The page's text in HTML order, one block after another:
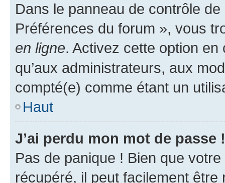
Dans le panneau de contrôle
Préférences du forum », vous
en ligne. Activez cette option
qu’aux administrateurs, aux
compté(e) comme étant un
Haut
J’ai perdu mon mot de passe !
Pas de panique ! Bien que
récupéré, il peut facilement